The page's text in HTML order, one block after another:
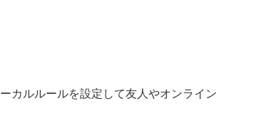
カルルールを設定して友人やオンライン